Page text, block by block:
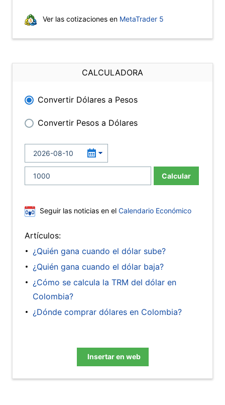
Ver las cotizaciones en MetaTrader 5
CALCULADORA
Convertir Dólares a Pesos
Convertir Pesos a Dólares
Calcular
Seguir las noticias en el Calendario Económico
Artículos:
¿Quién gana cuando el dólar sube?
¿Quién gana cuando el dólar baja?
¿Cómo se calcula la TRM del dólar en
Colombia?
¿Dónde comprar dólares en Colombia?
Insertar en web